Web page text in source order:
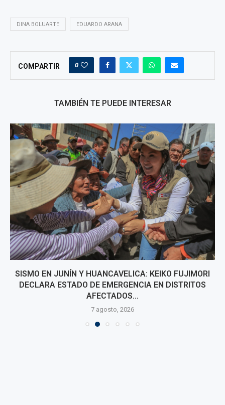
DINA BOLUARTE EDUARDO ARANA
COMPARTIR 0
TAMBIÉN TE PUEDE INTERESAR
SISMO EN JUNÍN Y HUANCAVELICA: KEIKO FUJIMORI
DECLARA ESTADO DE EMERGENCIA EN DISTRITOS
AFECTADOS...
7 agosto, 2026